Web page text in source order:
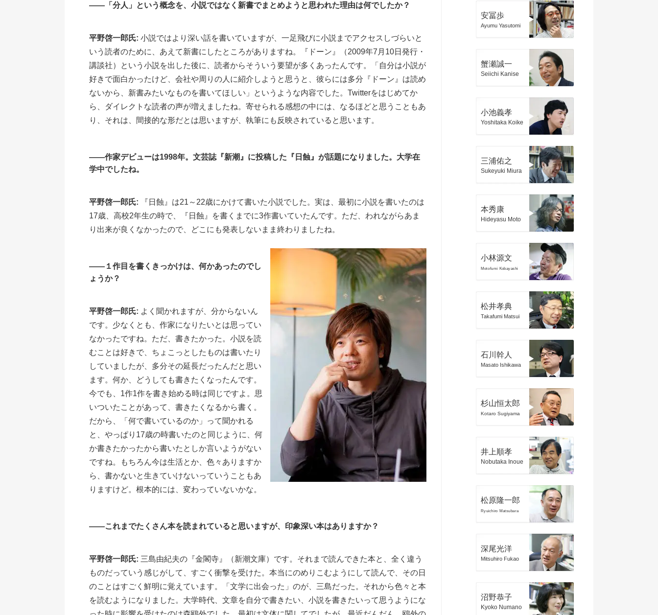
――「分人」という概念を、小説ではなく新書でまとめようと思われた理由は何でしたか？
平野啓一郎氏: 小説ではより深い話を書いていますが、一足飛びに小説までアクセスしづらいと
いう読者のために、あえて新書にしたところがありますね。『ドーン』（2009年7月10日発行・
講談社）という小説を出した後に、読者からそういう要望が多くあったんです。「自分は小説が
好きで面白かったけど、会社や周りの人に紹介しようと思うと、彼らには多分『ドーン』は読め
ないから、新書みたいなものを書いてほしい」というような内容でした。Twitterをはじめてか
ら、ダイレクトな読者の声が増えましたね。寄せられる感想の中には、なるほどと思うこともあ
り、それは、間接的な形だとは思いますが、執筆にも反映されていると思います。
――作家デビューは1998年。文芸誌『新潮』に投稿した『日蝕』が話題になりました。大学在
学中でしたね。
平野啓一郎氏: 『日蝕』は21～22歳にかけて書いた小説でした。実は、最初に小説を書いたのは
17歳、高校2年生の時で、『日蝕』を書くまでに3作書いていたんです。ただ、われながらあま
り出来が良くなかったので、どこにも発表しないまま終わりましたね。
――１作目を書くきっかけは、何かあったのでし
ょうか？
平野啓一郎氏: よく聞かれますが、分からないん
です。少なくとも、作家になりたいとは思ってい
なかったですね。ただ、書きたかった。小説を読
むことは好きで、ちょこっとしたものは書いたり
していましたが、多分その延長だったんだと思い
ます。何か、どうしても書きたくなったんです。
今でも、1作1作を書き始める時は同じですよ。思
いついたことがあって、書きたくなるから書く。
だから、「何で書いているのか」って聞かれる
と、やっぱり17歳の時書いたのと同じように、何
か書きたかったから書いたとしか言いようがない
ですね。もちろん今は生活とか、色々ありますか
ら、書かないと生きていけないっていうこともあ
りますけど。根本的には、変わっていないかな。
――これまでたくさん本を読まれていると思いますが、印象深い本はありますか？
平野啓一郎氏: 三島由紀夫の『金閣寺』（新潮文庫）です。それまで読んできた本と、全く違う
ものだっていう感じがして、すごく衝撃を受けた。本当にのめりこむようにして読んで、その日
のことはすごく鮮明に覚えています。「文学に出会った」のが、三島だった。それから色々と本
を読むようになりました。大学時代、文章を自分で書きたい、小説を書きたいって思うようにな
安冨歩
Ayumu Yasutomi
蟹瀬誠一
Seiichi Kanise
小池義孝
Yoshitaka Koike
三浦佑之
Sukeyuki Miura
本秀康
Hideyasu Moto
小林源文
Motofumi Kobayashi
松井孝典
Takafumi Matsui
石川幹人
Masato Ishikawa
杉山恒太郎
Kotaro Sugiyama
井上順孝
Nobutaka Inoue
松原隆一郎
Ryuichiro Matsubara
深尾光洋
Mitsuhiro Fukao
沼野恭子
Kyoko Numano